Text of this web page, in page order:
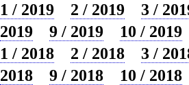
1 / 2019
2 / 2019
3 /
2019
9 / 2019
10 / 2019
1 / 2018
2 / 2018
3 /
2018
9 / 2018
10 / 2018